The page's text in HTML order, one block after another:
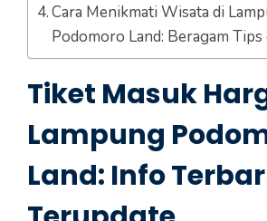
Cara Menikmati Wisata di
Podomoro Land: Beragam
Tiket Masuk
Lampung
Land: Info